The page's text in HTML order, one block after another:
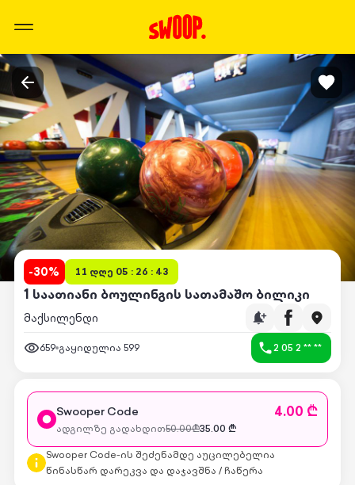
-30% 11 დღე 05 : 26 : 43
1 საათიანი ბოულინგის სათამაშო ბილიკი
მაქსილენდი
659 გაყიდულია 599 2 05 2 ** **
Swooper Code 4.00 ₾
ადგილზე გადახდით50.00₾35.00 ₾
Swooper Code-ის შეძენამდე აუცილებელია
წინასწარ დარეკვა და დაჯავშნა / ჩაწერა